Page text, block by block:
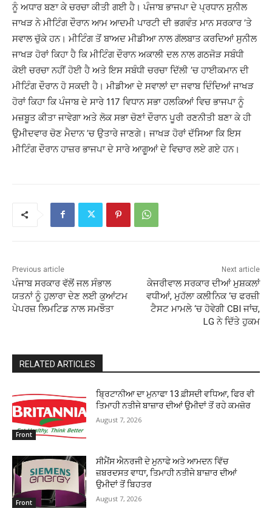
ਨੂੰ ਅਧਾਰ ਬਣਾ ਕੇ ਚਰਚਾ ਕੀਤੀ ਗਈ ਹੈ। ਪੰਜਾਬ ਭਾਜਪਾ ਦੇ ਪ੍ਰਧਾਨ ਸੁਨੀਲ
ਜਾਖੜ ਨੇ ਮੀਟਿੰਗ ਦੌਰਾਨ ਆਮ ਆਦਮੀ ਪਾਰਟੀ ਦੀ ਭਗਵੰਤ ਮਾਨ ਸਰਕਾਰ ’ਤੇ
ਸਵਾਲ ਚੁੱਕੇ ਹਨ। ਮੀਟਿੰਗ ਤੋਂ ਬਾਅਦ ਮੀਡੀਆ ਨਾਲ ਗੱਲਬਾਤ ਕਰਦਿਆਂ ਸੁਨੀਲ
ਜਾਖੜ ਹੋਰਾਂ ਕਿਹਾ ਹੈ ਕਿ ਮੀਟਿੰਗ ਦੌਰਾਨ ਅਕਾਲੀ ਦਲ ਨਾਲ ਗਠਜੋੜ ਸਬੰਧੀ
ਕੋਈ ਚਰਚਾ ਨਹੀਂ ਹੋਈ ਹੈ ਅਤੇ ਇਸ ਸਬੰਧੀ ਚਰਚਾ ਦਿੱਲੀ ’ਚ ਹਾਈਕਮਾਨ ਦੀ
ਮੀਟਿੰਗ ਦੌਰਾਨ ਹੋ ਸਕਦੀ ਹੈ। ਮੀਡੀਆ ਦੇ ਸਵਾਲਾਂ ਦਾ ਜਵਾਬ ਦਿੰਦਿਆਂ ਜਾਖੜ
ਹੋਰਾਂ ਕਿਹਾ ਕਿ ਪੰਜਾਬ ਦੇ ਸਾਰੇ 117 ਵਿਧਾਨ ਸਭਾ ਹਲਕਿਆਂ ਵਿਚ ਭਾਜਪਾ ਨੂੰ
ਮਜ਼ਬੂਤ ਕੀਤਾ ਜਾਵੇਗਾ ਅਤੇ ਲੋਕ ਸਭਾ ਚੋਣਾਂ ਦੌਰਾਨ ਪੂਰੀ ਰਣਨੀਤੀ ਬਣਾ ਕੇ ਹੀ
ਉਮੀਦਵਾਰ ਚੋਣ ਮੈਦਾਨ ’ਚ ਉਤਾਰੇ ਜਾਣਗੇ। ਜਾਖੜ ਹੋਰਾਂ ਦੱਸਿਆ ਕਿ ਇਸ
ਮੀਟਿੰਗ ਦੌਰਾਨ ਹਾਜ਼ਰ ਭਾਜਪਾ ਦੇ ਸਾਰੇ ਆਗੂਆਂ ਦੇ ਵਿਚਾਰ ਲਏ ਗਏ ਹਨ।
Previous article
ਪੰਜਾਬ ਸਰਕਾਰ ਵੱਲੋਂ ਜਲ ਸੰਭਾਲ
ਯਤਨਾਂ ਨੂੰ ਹੁਲਾਰਾ ਦੇਣ ਲਈ ਕੁਆਂਟਮ
ਪੇਪਰਜ਼ ਲਿਮਟਿਡ ਨਾਲ ਸਮਝੌਤਾ
Next article
ਕੇਜਰੀਵਾਲ ਸਰਕਾਰ ਦੀਆਂ ਮੁਸ਼ਕਲਾਂ
ਵਧੀਆਂ, ਮੁਹੱਲਾ ਕਲੀਨਿਕ ‘ਚ ਫਰਜ਼ੀ
ਟੈਸਟ ਮਾਮਲੇ ‘ਚ ਹੋਵੇਗੀ CBI ਜਾਂਚ,
LG ਨੇ ਦਿੱਤੇ ਹੁਕਮ
RELATED ARTICLES
Front
ਬ੍ਰਿਟਾਨੀਆ ਦਾ ਮੁਨਾਫਾ 13 ਫ਼ੀਸਦੀ ਵਧਿਆ, ਫਿਰ ਵੀ
ਤਿਮਾਹੀ ਨਤੀਜੇ ਬਾਜ਼ਾਰ ਦੀਆਂ ਉਮੀਦਾਂ ਤੋਂ ਰਹੇ ਕਮਜ਼ੋਰ
August 7, 2026
Front
ਸੀਮੈਂਸ ਐਨਰਜੀ ਦੇ ਮੁਨਾਫੇ ਅਤੇ ਆਮਦਨ ਵਿੱਚ
ਜ਼ਬਰਦਸਤ ਵਾਧਾ, ਤਿਮਾਹੀ ਨਤੀਜੇ ਬਾਜ਼ਾਰ ਦੀਆਂ
ਉਮੀਦਾਂ ਤੋਂ ਬਿਹਤਰ
August 7, 2026